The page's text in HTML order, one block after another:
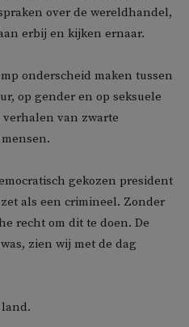
over de wereldhandel,
erbij en kijken ernaar.
onderscheid maken tussen
op gender en op seksuele
verhalen van zwarte
gekozen president
als een crimineel. Zonder
recht om dit te doen. De
zien wij met de dag